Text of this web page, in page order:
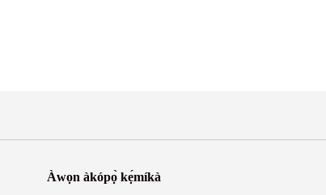
Àwọn àkópọ̀ kẹ́míkà